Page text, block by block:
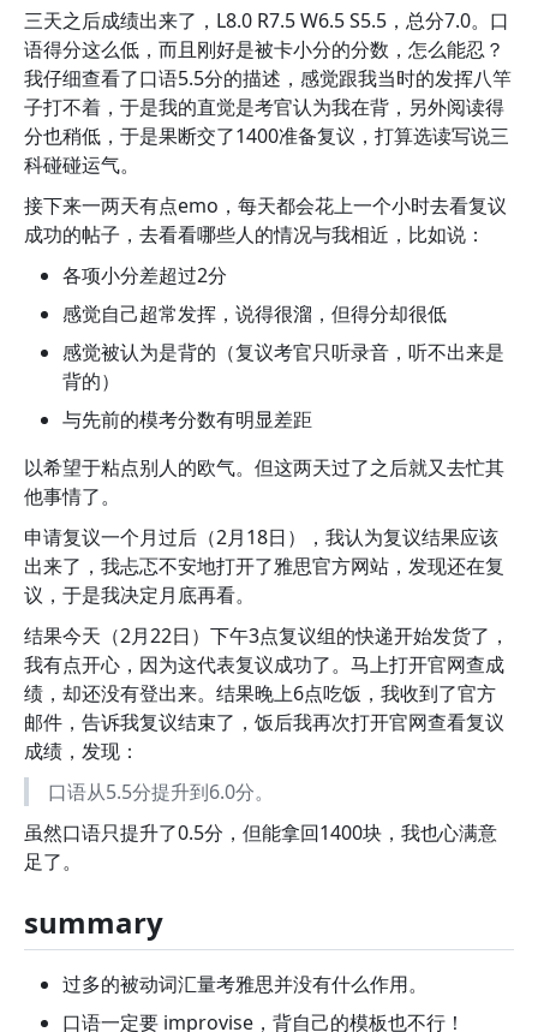
三天之后成绩出来了，L8.0 R7.5 W6.5 S5.5，总分7.0。口
语得分这么低，而且刚好是被卡小分的分数，怎么能忍？
我仔细查看了口语5.5分的描述，感觉跟我当时的发挥八竿
子打不着，于是我的直觉是考官认为我在背，另外阅读得
分也稍低，于是果断交了1400准备复议，打算选读写说三
科碰碰运气。
接下来一两天有点emo，每天都会花上一个小时去看复议
成功的帖子，去看看哪些人的情况与我相近，比如说：
各项小分差超过2分
感觉自己超常发挥，说得很溜，但得分却很低
感觉被认为是背的（复议考官只听录音，听不出来是
背的）
与先前的模考分数有明显差距
以希望于粘点别人的欧气。但这两天过了之后就又去忙其
他事情了。
申请复议一个月过后（2月18日），我认为复议结果应该
出来了，我忐忑不安地打开了雅思官方网站，发现还在复
议，于是我决定月底再看。
结果今天（2月22日）下午3点复议组的快递开始发货了，
我有点开心，因为这代表复议成功了。马上打开官网查成
绩，却还没有登出来。结果晚上6点吃饭，我收到了官方
邮件，告诉我复议结束了，饭后我再次打开官网查看复议
成绩，发现：
口语从5.5分提升到6.0分。
虽然口语只提升了0.5分，但能拿回1400块，我也心满意
足了。
summary
过多的被动词汇量考雅思并没有什么作用。
口语一定要 improvise，背自己的模板也不行！